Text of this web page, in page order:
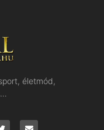
életmód,